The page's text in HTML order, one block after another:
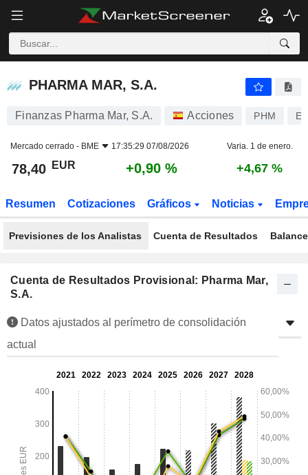
PHARMA MAR, S.A.
PHARMA MAR, S.A.
Finanzas Pharma Mar, S.A. Acciones PHM
Mercado cerrado - BME 17:35:29 07/08/2026 Varia. 1 de enero.
78,40 EUR +0,90 % +4,67 %
Resumen Cotizaciones Gráficos Noticias
Previsiones de los Analistas Cuenta de Resultados Balance
Cuenta de Resultados Provisional: Pharma Mar,
S.A.
Datos ajustados al perímetro de consolidación
actual